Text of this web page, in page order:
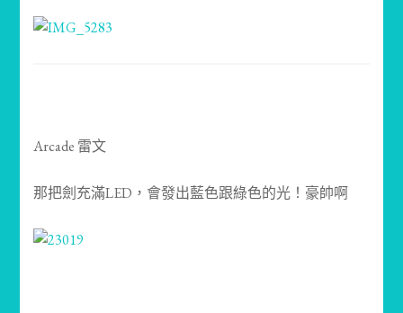
Arcade 雷文
那把劍充滿LED，會發出藍色跟綠色的光！豪帥啊